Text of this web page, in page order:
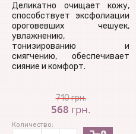
Деликатно очищает кожу,
способствует эксфолиации
ороговевших чешуек,
увлажнению,
тонизированию и
смягчению, обеспечивает
сияние и комфорт.
710грн.
568 грн.
Количество: